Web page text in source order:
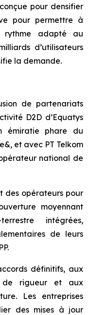
pour densifier
pour permettre à
rythme adapté au
d’utilisateurs
la demande.
de partenariats
D2D d’Equatys
émiratie phare du
et avec PT Telkom
national de
des opérateurs pour
moyennant
intégrées,
de leurs
définitifs, aux
de rigueur et aux
Les entreprises
des mises à jour